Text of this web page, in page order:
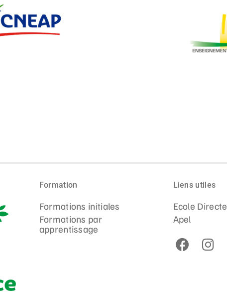
Formation
Formations initiales
Formations par
apprentissage
Liens utiles
Ecole Directe
Apel